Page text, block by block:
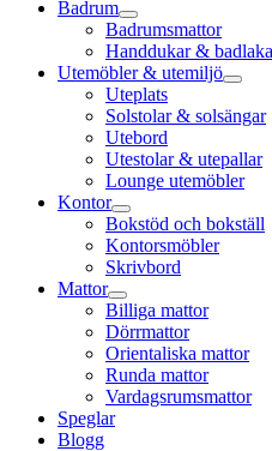
Badrum
Badrumsmattor
Handdukar &
Utemöbler & utemiljö
Uteplats
Solstolar & solsängar
Utebord
Utestolar & utepallar
Lounge utemöbler
Kontor
Bokstöd och bokställ
Kontorsmöbler
Skrivbord
Mattor
Billiga mattor
Dörrmattor
Orientaliska mattor
Runda mattor
Vardagsrumsmattor
Speglar
Blogg